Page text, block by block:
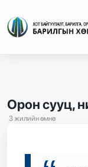
Орон сууц,
3 жилийн өмнө